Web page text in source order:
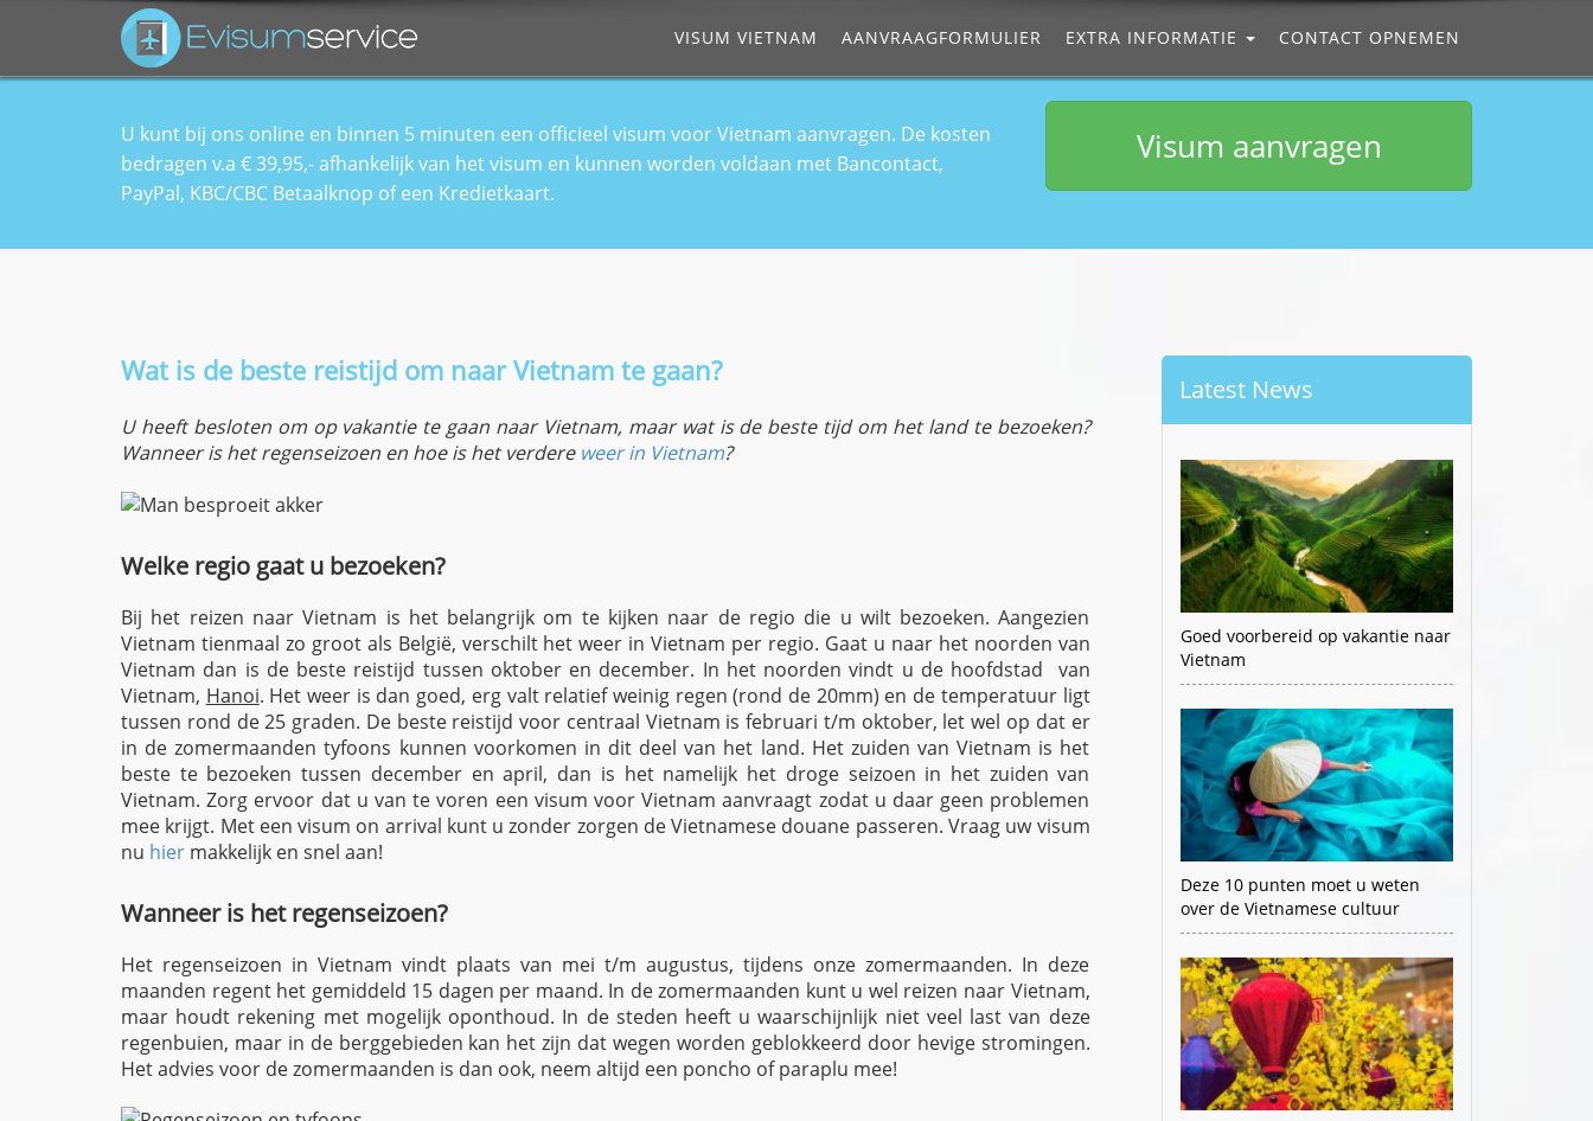
VISUM VIETNAM AANVRAAGFORMULIER EXTRA INFORMATIE CONTACT OPNEMEN
U kunt bij ons online en binnen 5 minuten een officieel visum voor Vietnam aanvragen. De kosten
bedragen v.a € 39,95,- afhankelijk van het visum en kunnen worden voldaan met Bancontact,
PayPal, KBC/CBC Betaalknop of een Kredietkaart.
Visum aanvragen
Wat is de beste reistijd om naar Vietnam te gaan?
U heeft besloten om op vakantie te gaan naar Vietnam, maar wat is de beste tijd om het land te bezoeken?
Wanneer is het regenseizoen en hoe is het verdere weer in Vietnam?
Welke regio gaat u bezoeken?
Bij het reizen naar Vietnam is het belangrijk om te kijken naar de regio die u wilt bezoeken. Aangezien
Vietnam tienmaal zo groot als België, verschilt het weer in Vietnam per regio. Gaat u naar het noorden van
Vietnam dan is de beste reistijd tussen oktober en december. In het noorden vindt u de hoofdstad van
Vietnam, Hanoi. Het weer is dan goed, erg valt relatief weinig regen (rond de 20mm) en de temperatuur ligt
tussen rond de 25 graden. De beste reistijd voor centraal Vietnam is februari t/m oktober, let wel op dat er
in de zomermaanden tyfoons kunnen voorkomen in dit deel van het land. Het zuiden van Vietnam is het
beste te bezoeken tussen december en april, dan is het namelijk het droge seizoen in het zuiden van
Vietnam. Zorg ervoor dat u van te voren een visum voor Vietnam aanvraagt zodat u daar geen problemen
mee krijgt. Met een visum on arrival kunt u zonder zorgen de Vietnamese douane passeren. Vraag uw visum
nu hier makkelijk en snel aan!
Wanneer is het regenseizoen?
Het regenseizoen in Vietnam vindt plaats van mei t/m augustus, tijdens onze zomermaanden. In deze
maanden regent het gemiddeld 15 dagen per maand. In de zomermaanden kunt u wel reizen naar Vietnam,
maar houdt rekening met mogelijk oponthoud. In de steden heeft u waarschijnlijk niet veel last van deze
regenbuien, maar in de berggebieden kan het zijn dat wegen worden geblokkeerd door hevige stromingen.
Het advies voor de zomermaanden is dan ook, neem altijd een poncho of paraplu mee!
Latest News
Goed voorbereid op vakantie naar
Vietnam
Deze 10 punten moet u weten
over de Vietnamese cultuur